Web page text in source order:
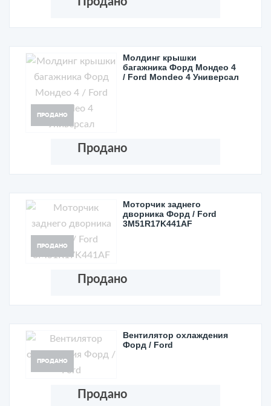
ПРОДАНО
Молдинг крышки
багажника Форд Мондео 4
/ Ford Mondeo 4 Универсал
Продано
ПРОДАНО
Моторчик заднего
дворника Форд / Ford
3M51R17K441AF
Продано
ПРОДАНО
Вентилятор охлаждения
Форд / Ford
Продано